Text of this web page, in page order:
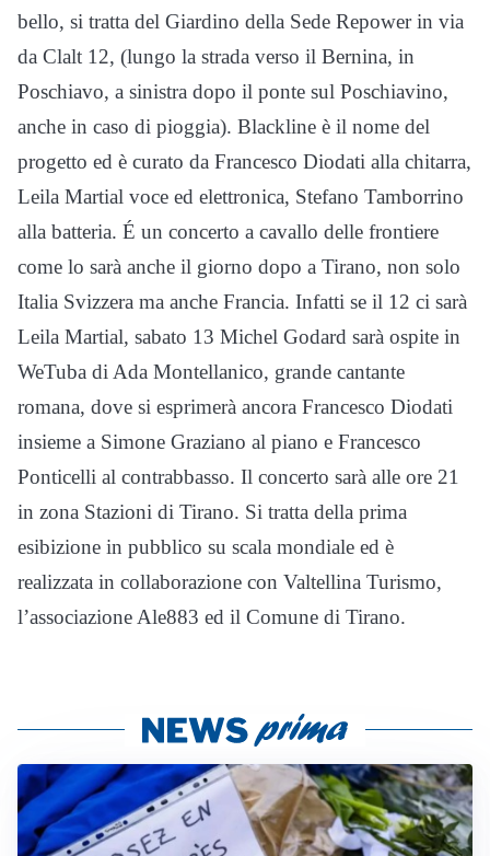
bello, si tratta del Giardino della Sede Repower in via
da Clalt 12, (lungo la strada verso il Bernina, in
Poschiavo, a sinistra dopo il ponte sul Poschiavino,
anche in caso di pioggia). Blackline è il nome del
progetto ed è curato da Francesco Diodati alla chitarra,
Leila Martial voce ed elettronica, Stefano Tamborrino
alla batteria. É un concerto a cavallo delle frontiere
come lo sarà anche il giorno dopo a Tirano, non solo
Italia Svizzera ma anche Francia. Infatti se il 12 ci sarà
Leila Martial, sabato 13 Michel Godard sarà ospite in
WeTuba di Ada Montellanico, grande cantante
romana, dove si esprimerà ancora Francesco Diodati
insieme a Simone Graziano al piano e Francesco
Ponticelli al contrabbasso. Il concerto sarà alle ore 21
in zona Stazioni di Tirano. Si tratta della prima
esibizione in pubblico su scala mondiale ed è
realizzata in collaborazione con Valtellina Turismo,
l’associazione Ale883 ed il Comune di Tirano.